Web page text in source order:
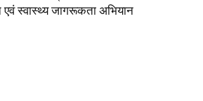
एवं स्वास्थ्य जागरूकता अभियान